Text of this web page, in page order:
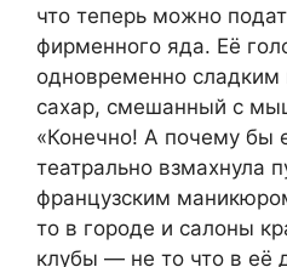
что теперь можно
фирменного яда. Её
одновременно
сахар, смешанный с
«Конечно! А почему бы
театрально взмахнула
французским
то в городе и салоны
клубы — не то что в её